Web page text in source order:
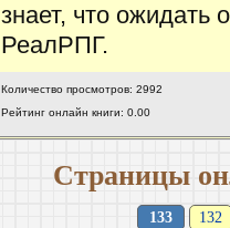
знает, что ожидать
РеалРПГ.
Количество просмотров: 2992
Рейтинг онлайн книги: 0.00
Страницы
133 132